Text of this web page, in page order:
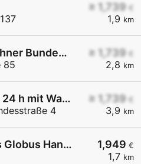
≥ 1,739 €
1,9 km
≥ 1,739 €
2,8 km
OMV - Salzburg Münchner Bundesstraße 85
85
≥ 1,739 €
3,9 km
Lagerhaus-Tankstelle 24 h mit Waschportal
4
1,949 €
1,7 km
Globus SB Warenhaus Globus Handelshof St. Wendel GmbH & Co. KG Betriebsstätte Freilassing